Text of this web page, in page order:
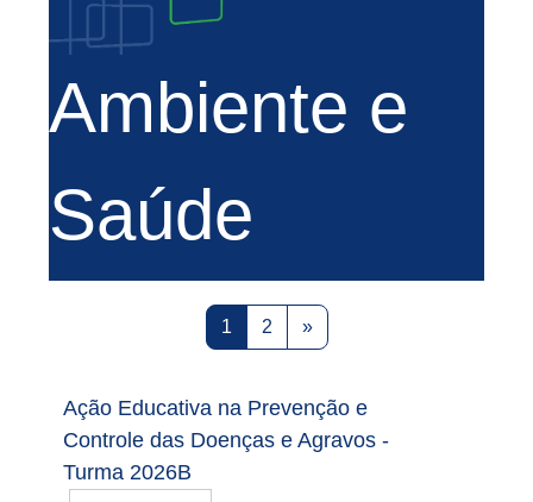
Ambiente e
Saúde
1 Page 1
2Page 2
»Next page
Ação Educativa na Prevenção e
Controle das Doenças e Agravos -
Turma 2026B